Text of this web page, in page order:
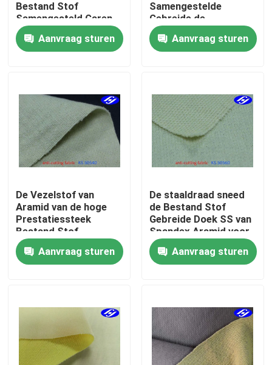
Thuis
Producten
Over ons
Fabrieksreis
Kwaliteitscontrole
Contacteer ons
Vraag een offerte aan
De Stof van koolstofaramid
Bestand Stof
Samengesteld Garen
met grote
trekspanning met
Gesneden Niveau 4
Aanvraag sturen
Samengestelde
Gebreide de
Doekuhmwpe Stof van
Stoffenkevlar Aramid
Aanvraag sturen
De Vezelstof van
Aramid van de hoge
Prestatiessteek
Bestand Stof
Gebreide met
Staaldraad
Aanvraag sturen
De staaldraad sneed
de Bestand Stof
Gebreide Doek SS van
Spandex Aramid voor
Veiligheidsapparaten
Aanvraag sturen